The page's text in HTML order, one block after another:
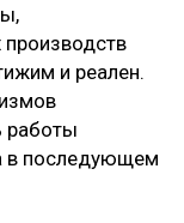
производств
и реален.
работы
в последующем